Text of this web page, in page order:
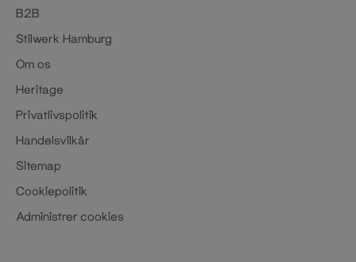
B2B
Stilwerk Hamburg
Om os
Heritage
Privatlivspolitik
Handelsvilkår
Sitemap
Cookiepolitik
Administrer cookies